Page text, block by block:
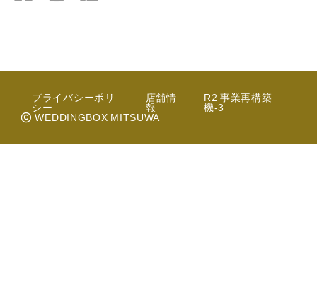
プライバシーポリ
シー
店舗情
報
R2 事業再構築
機-3
WEDDINGBOX MITSUWA